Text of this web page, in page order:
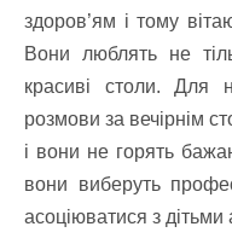
здоров’ям і тому
Вони люблять не
красиві столи. Для
розмови за вечірнім
і вони не горять
вони виберуть
асоціюватися з